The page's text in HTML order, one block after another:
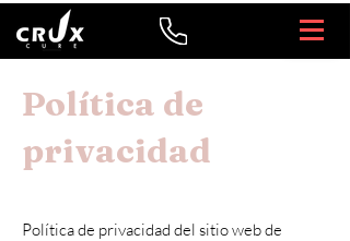
Política de
privacidad
Política de privacidad del sitio web de